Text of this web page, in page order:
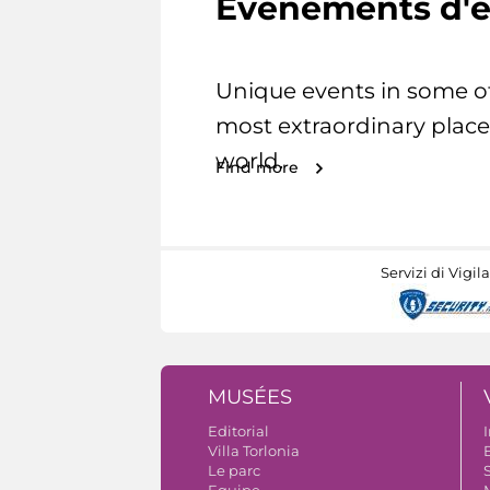
Evénements
Unique events in some
most extraordinary
world.
Find more
Servizi di
MUSÉES
Editorial
Villa Torlonia
Le parc